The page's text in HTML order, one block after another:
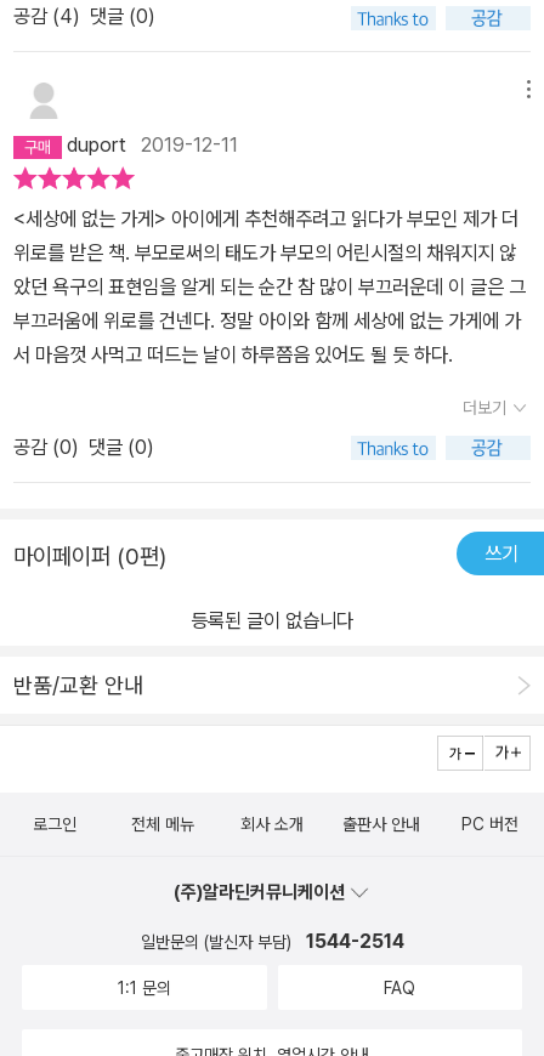
마녀 아줌마가 몰아세우는 말에 환이가 기우뚱 흔들리고 마는 것은,
그 말들이 환이 내면에서 뿌리내리고 자라던 부모에 대한 의구심을
또렷이 비추고 있기 때문이다. ‘너를 그렇게 걱정하고 좋아하는 사람
이 네가 좋아하는 건 아무것도 못 하게 하냐?’, ‘너희 엄마가 너를 그
렇게 좋아하면 맨날 너랑 같이 있고 싶을 텐데 너는 저녁밥 먹을 때가
지나도록 밖에 있잖아.’ 환이는 거기에 대고 자신 있게 ‘아니’라고 말
하지 못한다. 라면을 싱크대에 부어 버리고, 과자를 빼앗아 가고, 만화
책을 보지 못하게 하는 엄마가 떠오르자 ‘마녀 아줌마의 말이 맞으면
어쩌나?’ 하는 걱정과 불안감에 사로잡히기 때문이다. 하지만 다행히
환이에게는 든든한 조력자가 있다. ‘엄마가 환이를 엄청 좋아한다는
걸 믿어야 집에 갈 수 있다’는 외침은 마녀의 마법을 푸는 열쇠이자 악
카타르시스와 뭉클함, 그리고 안도감을 동시에 선사하는 후련한 장면
수도 없던 질문을 엄마 앞에 꺼내 놓는다. ‘엄마는 나를 좋아해?’ 엄마
는 그제야 사랑과 노력이라는 이름으로 자신의 방식을 강요한 것이
적 자신의 모습과 닮아 있다는 것 또한 어렴풋하게 느끼며……. 두 사
하게 묻고 답하며 소통하는 둘만의 방식을 신중하게 찾아간다. 이렇
듯 《세상에 없는 가게》는 어디에도 털어놓지 못하는 아이들의 작은
목소리에 귀를 기울이며 그 헛헛한 마음을 뭉클하게 안아 주는 이야
한 것은 물론이고, 믿음을 회복해 나가는 과정을 환상성 가득한 이야
싹 돋았다가 눈물이 슬쩍 고이는, 맛깔스럽고 감칠맛 나는 이야기를
읽는 동안 사랑하는 사람을 꼭 껴안아 주고 싶은 다정한 마음이 솟구
공감 (4) 댓글 (0)
duport 2019-12-11
<세상에 없는 가게> 아이에게 추천해주려고 읽다가 부모인 제가 더
위로를 받은 책. 부모로써의 태도가 부모의 어린시절의 채워지지 않
았던 욕구의 표현임을 알게 되는 순간 참 많이 부끄러운데 이 글은 그
부끄러움에 위로를 건넨다. 정말 아이와 함께 세상에 없는 가게에 가
서 마음껏 사먹고 떠드는 날이 하루쯤음 있어도 될 듯 하다.
더보기
공감 (0) 댓글 (0)
마이페이퍼 (0편) 쓰기
등록된 글이 없습니다
반품/교환 안내
로그인 전체 메뉴 회사 소개 출판사 안내 PC 버전
(주)알라딘커뮤니케이션
일반문의 (발신자 부담) 1544-2514
1:1 문의 FAQ